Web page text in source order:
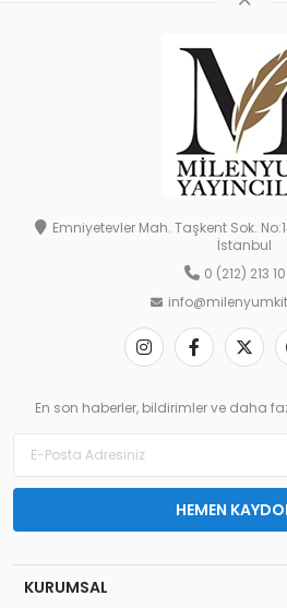
Emniyetevler Mah. Taşkent Sok.
İstanbul
0 (212) 213
En son haberler, bildirimler ve daha
HEMEN
KURUMSAL